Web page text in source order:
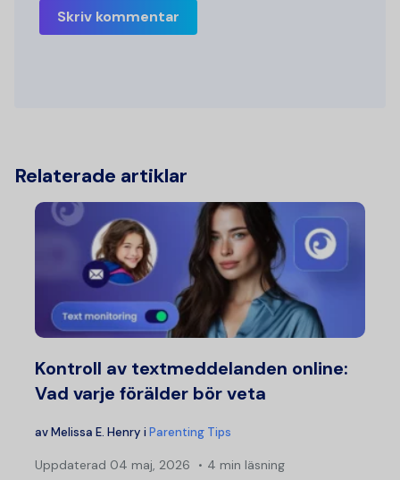
Skriv kommentar
Relaterade artiklar
Kontroll av textmeddelanden online:
Vad varje förälder bör veta
avMelissa E. Henry i Parenting Tips
Uppdaterad 04 maj, 2026 4 min läsning